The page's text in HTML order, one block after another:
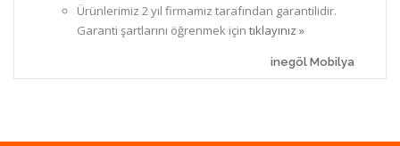
Ürünlerimiz 2 yıl firmamız tarafından garantilidir.
Garanti şartlarını öğrenmek için tıklayınız »
inegöl Mobilya